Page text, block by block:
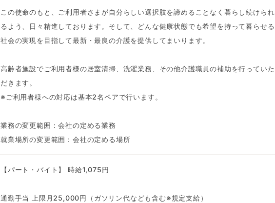
この使命のもと、ご利用者さまが自分らしい選択肢を諦めることなく暮らし続けられ
るよう、日々精進しております。そして、どんな健康状態でも希望を持って暮らせる
社会の実現を目指して最新・最良の介護を提供してまいります。
高齢者施設でご利用者様の居室清掃、洗濯業務、その他介護職員の補助を行っていた
だきます。
※ご利用者様への対応は基本2名ペアで行います。
業務の変更範囲：会社の定める業務
就業場所の変更範囲：会社の定める場所
【パート・バイト】 時給1,075円
通勤手当 上限月25,000円（ガソリン代なども含む※規定支給）